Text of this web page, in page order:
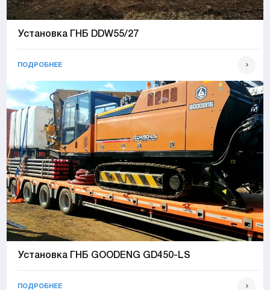
Установка ГНБ DDW55/27
ПОДРОБНЕЕ
Установка ГНБ GOODENG GD450-LS
ПОДРОБНЕЕ